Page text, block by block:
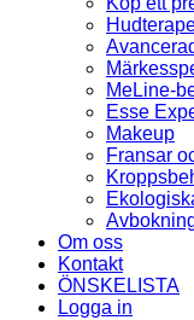
MeLine-
Esse
Makeup
Fransar
Om oss
Kontakt
ÖNSKELISTA
Logga in